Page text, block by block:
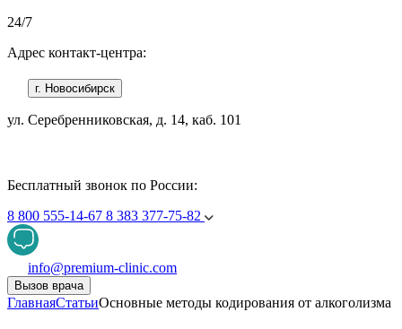
24/7
Адрес контакт-центра:
г. Новосибирск
ул. Серебренниковская, д. 14, каб. 101
Бесплатный звонок по России:
8 800 555-14-67 8 383 377-75-82
info@premium-clinic.com
Вызов врача
ГлавнаяСтатьиОсновные методы кодирования от алкоголизма